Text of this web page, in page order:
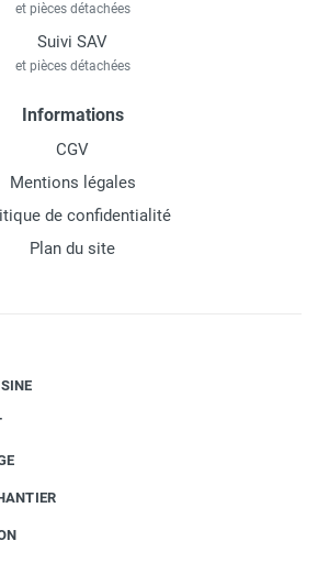
et pièces détachées
Suivi SAV
et pièces détachées
Informations
CGV
Mentions légales
de confidentialité
Plan du site